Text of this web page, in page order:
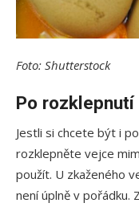
Foto: Shutterstock
Po
Jestli si chcete být i
rozklepněte vejce
použít. U zkaženého
není úplně v pořádku.